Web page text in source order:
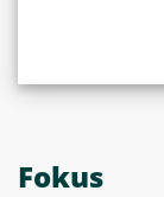
Fokus